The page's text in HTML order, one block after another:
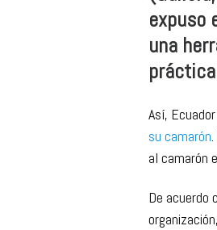
expuso
una
Así,
su camarón
al camarón
De acuerdo